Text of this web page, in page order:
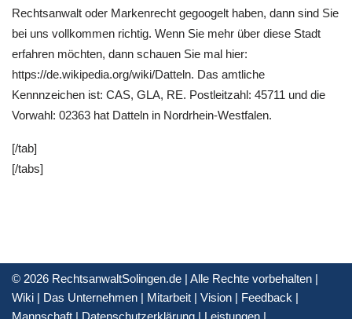
Rechtsanwalt oder Markenrecht gegoogelt haben, dann sind Sie
bei uns vollkommen richtig. Wenn Sie mehr über diese Stadt
erfahren möchten, dann schauen Sie mal hier:
https://de.wikipedia.org/wiki/Datteln. Das amtliche
Kennnzeichen ist: CAS, GLA, RE. Postleitzahl: 45711 und die
Vorwahl: 02363 hat Datteln in Nordrhein-Westfalen.
[/tab]
[/tabs]
© 2026 RechtsanwaltSolingen.de | Alle Rechte vorbehalten |
Wiki | Das Unternehmen | Mitarbeit | Vision | Feedback |
Mannschaft | Datenschutzerklärung | Leistungen |